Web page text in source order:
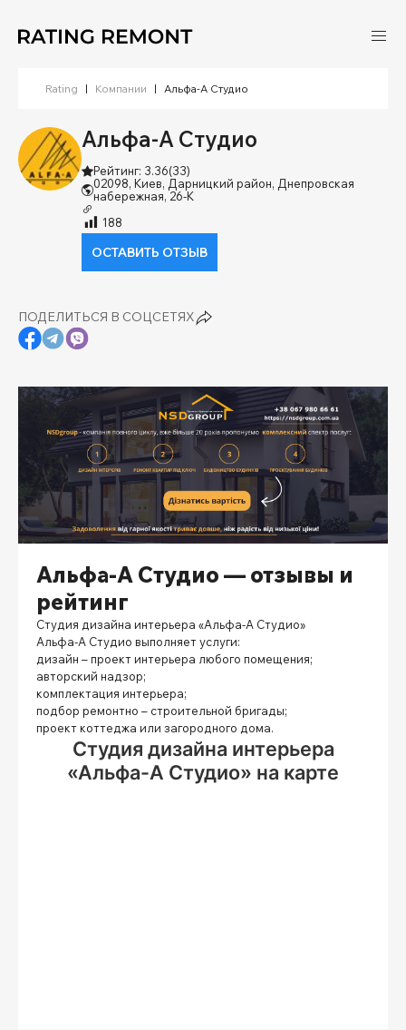
Rating | Компании | Альфа-А Студио
Альфа-А Студио
Рейтинг: 3.36(33)
02098, Киев, Дарницкий район, Днепровская
набережная, 26-К
188
ОСТАВИТЬ ОТЗЫВ
ПОДЕЛИТЬСЯ В СОЦСЕТЯХ
Альфа-А Студио — отзывы и
рейтинг
Студия дизайна интерьера «Альфа-А Студио»
Альфа-А Студио выполняет услуги:
дизайн – проект интерьера любого помещения;
авторский надзор;
комплектация интерьера;
подбор ремонтно – строительной бригады;
проект коттеджа или загородного дома.
Студия дизайна интерьера
«Альфа-А Студио» на карте